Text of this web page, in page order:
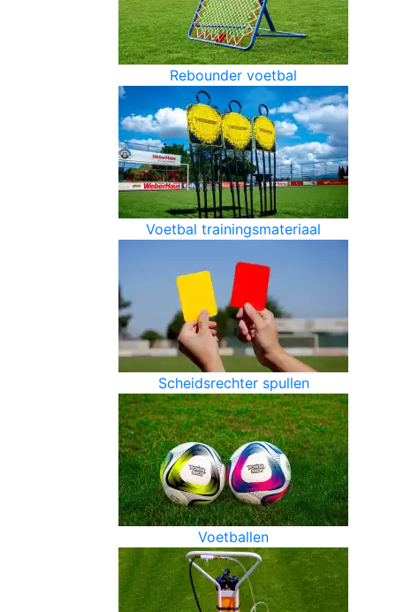
Rebounder voetbal
Voetbal trainingsmateriaal
Scheidsrechter spullen
Voetballen